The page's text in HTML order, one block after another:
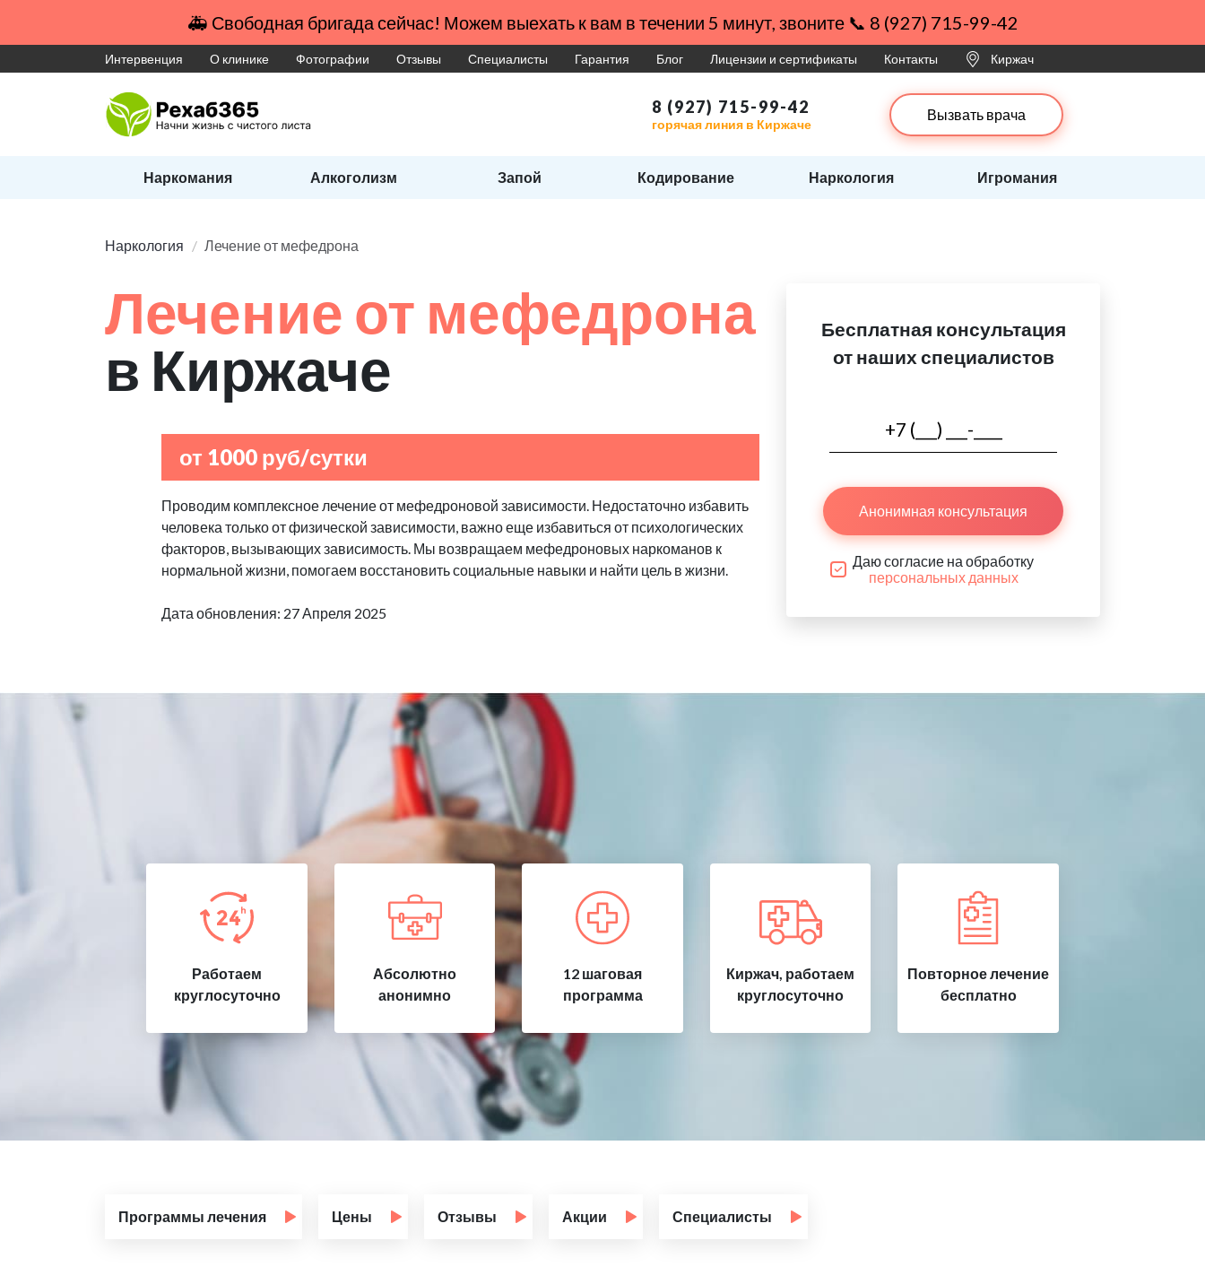
🚑 Свободная бригада сейчас! Можем выехать к вам в течении 5 минут, звоните 📞 8 (927) 715-99-42
Интервенция О клинике Фотографии Отзывы Специалисты Гарантия Блог Лицензии и сертификаты Контакты Киржач
8 (927) 715-99-42
горячая линия в Киржаче
Вызвать врача
Наркомания Алкоголизм Запой Кодирование Наркология Игромания
Наркология Лечение от мефедрона
Лечение от мефедрона
в Киржаче
от 1000 руб/сутки
Проводим комплексное лечение от мефедроновой зависимости. Недостаточно избавить
человека только от физической зависимости, важно еще избавиться от психологических
факторов, вызывающих зависимость. Мы возвращаем мефедроновых наркоманов к
нормальной жизни, помогаем восстановить социальные навыки и найти цель в жизни.
Дата обновления: 27 Апреля 2025
Бесплатная консультация
от наших специалистов
Анонимная консультация
Даю согласие на обработку
персональных данных
Работаем
круглосуточно
Абсолютно
анонимно
12 шаговая
программа
Киржач, работаем
круглосуточно
Повторное лечение
бесплатно
Программы лечения Цены Отзывы Акции Специалисты